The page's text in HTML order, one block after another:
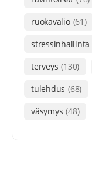
ruokavalio (61)
stressinhallinta
terveys (130)
tulehdus (68)
väsymys (48)